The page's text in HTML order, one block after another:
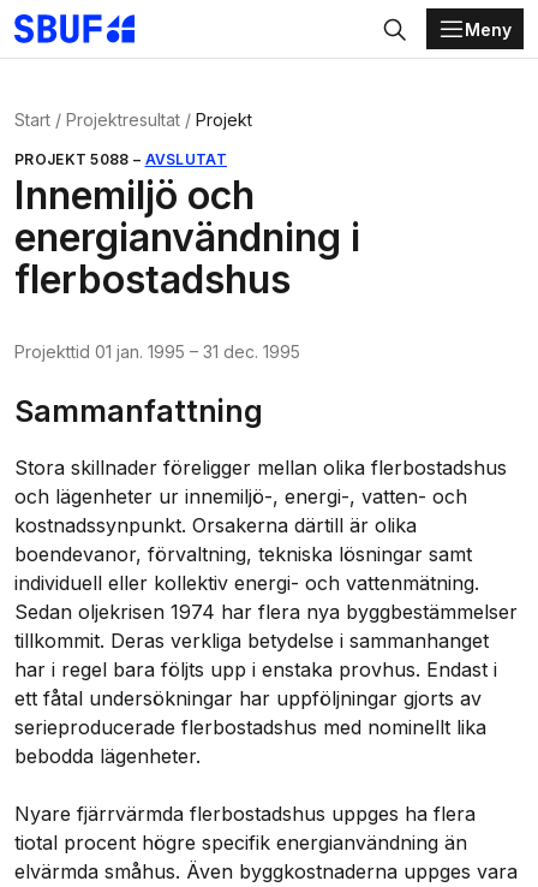
Gå direkt till huvudinnehållet
Sök
Meny
Start Projektresultat Projekt
PROJEKT 5088 – AVSLUTAT
Innemiljö och
energianvändning i
flerbostadshus
Projekttid 01 jan. 1995 – 31 dec. 1995
Sammanfattning
Stora skillnader föreligger mellan olika flerbostadshus
och lägenheter ur innemiljö-, energi-, vatten- och
kostnadssynpunkt. Orsakerna därtill är olika
boendevanor, förvaltning, tekniska lösningar samt
individuell eller kollektiv energi- och vattenmätning.
Sedan oljekrisen 1974 har flera nya byggbestämmelser
tillkommit. Deras verkliga betydelse i sammanhanget
har i regel bara följts upp i enstaka provhus. Endast i
ett fåtal undersökningar har uppföljningar gjorts av
serieproducerade flerbostadshus med nominellt lika
bebodda lägenheter.
Nyare fjärrvärmda flerbostadshus uppges ha flera
tiotal procent högre specifik energianvändning än
elvärmda småhus. Även byggkostnaderna uppges vara